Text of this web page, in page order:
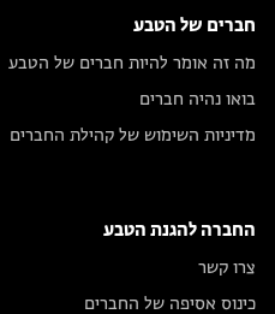
חברים של הטבע
מה זה אומר להיות חברים של הטבע
בואו נהיה חברים
מדיניות השימוש של קהילת החברים
החברה להגנת הטבע
צרו קשר
כינוס אסיפה של החברים